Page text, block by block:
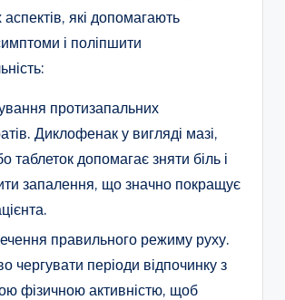
аспектів, які допомагають
і поліпшити
протизапальних
Диклофенак у вигляді мазі,
таблеток допомагає зняти біль і
запалення, що значно покращує
правильного режиму руху.
чергувати періоди відпочинку з
фізичною активністю, щоб